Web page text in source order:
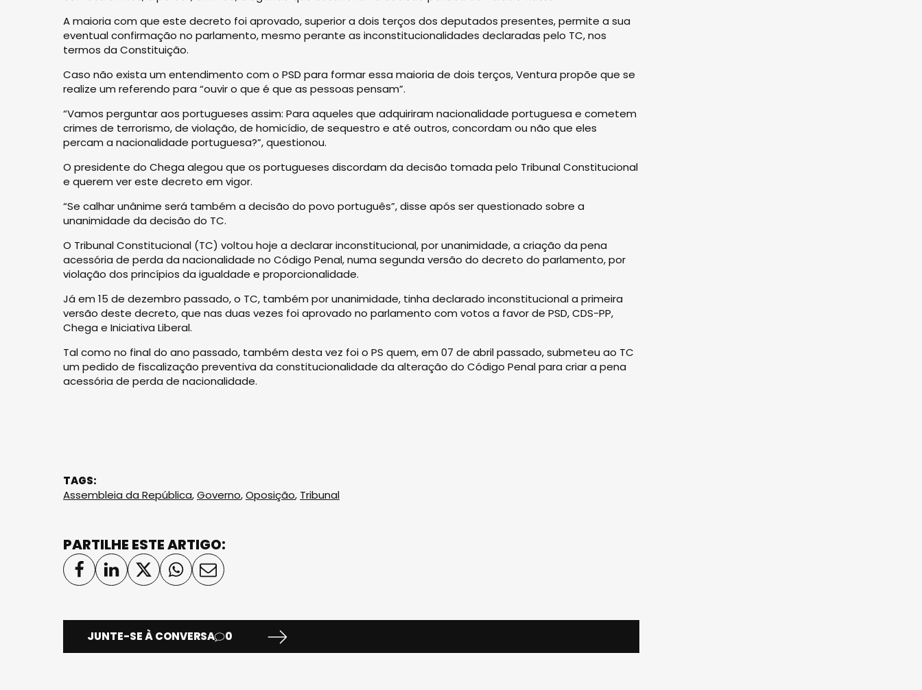
A maioria com que este decreto foi aprovado, superior a dois terços dos deputados presentes, permite a sua
eventual confirmação no parlamento, mesmo perante as inconstitucionalidades declaradas pelo TC, nos
termos da Constituição.
Caso não exista um entendimento com o PSD para formar essa maioria de dois terços, Ventura propõe que se
realize um referendo para “ouvir o que é que as pessoas pensam”.
“Vamos perguntar aos portugueses assim: Para aqueles que adquiriram nacionalidade portuguesa e cometem
crimes de terrorismo, de violação, de homicídio, de sequestro e até outros, concordam ou não que eles
percam a nacionalidade portuguesa?”, questionou.
O presidente do Chega alegou que os portugueses discordam da decisão tomada pelo Tribunal Constitucional
e querem ver este decreto em vigor.
“Se calhar unânime será também a decisão do povo português”, disse após ser questionado sobre a
unanimidade da decisão do TC.
O Tribunal Constitucional (TC) voltou hoje a declarar inconstitucional, por unanimidade, a criação da pena
acessória de perda da nacionalidade no Código Penal, numa segunda versão do decreto do parlamento, por
violação dos princípios da igualdade e proporcionalidade.
Já em 15 de dezembro passado, o TC, também por unanimidade, tinha declarado inconstitucional a primeira
versão deste decreto, que nas duas vezes foi aprovado no parlamento com votos a favor de PSD, CDS-PP,
Chega e Iniciativa Liberal.
Tal como no final do ano passado, também desta vez foi o PS quem, em 07 de abril passado, submeteu ao TC
um pedido de fiscalização preventiva da constitucionalidade da alteração do Código Penal para criar a pena
acessória de perda de nacionalidade.
TAGS:
Assembleia da República,Governo,Oposição, Tribunal
PARTILHE ESTE ARTIGO:
JUNTE-SE À CONVERSA 0